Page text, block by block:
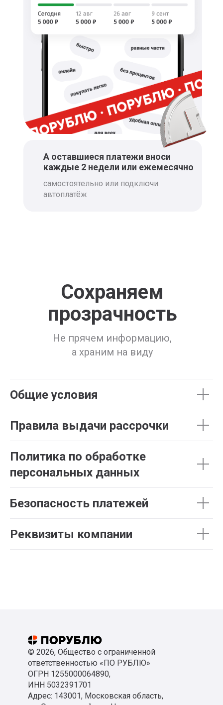
Стильные кухни
Кухни и мебель для дома
Мебель и товары для дома
от лучших производителей
АРТИС 21
Корпусная мебель и кухни
Столплит
Мебель и готовые
интерьерные решения
Технопарк
Интернет-магазин бытовой
техники и электроники
А оставшиеся платежи вноси
каждые 2 недели или ежемесячно
самостоятельно или подключи
автоплатёж
Сохраняем
прозрачность
Не прячем информацию,
а храним на виду
Общие условия
Правила выдачи рассрочки
Политика по обработке
персональных данных
Безопасность платежей
Реквизиты компании
© 2026, Общество с ограниченной
ответственностью «ПО РУБЛЮ»
ОГРН 1255000064890,
ИНН 5032391701
Адрес: 143001, Московская область,